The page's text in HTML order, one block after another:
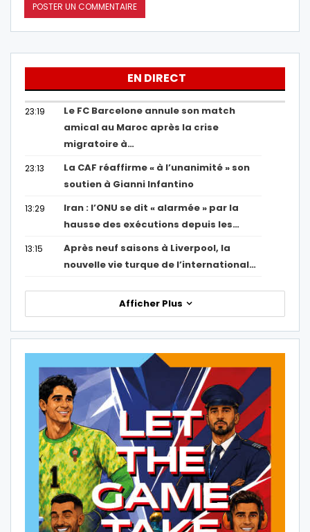
EN DIRECT
23:19
Le FC Barcelone annule son match
amical au Maroc après la crise
migratoire à…
23:13
La CAF réaffirme « à l’unanimité » son
soutien à Gianni Infantino
13:29
Iran : l’ONU se dit « alarmée » par la
hausse des exécutions depuis les…
13:15
Après neuf saisons à Liverpool, la
nouvelle vie turque de l’international…
Afficher Plus